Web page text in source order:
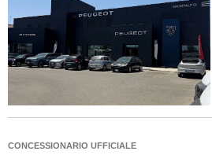
CONCESSIONARIO UFFICIALE